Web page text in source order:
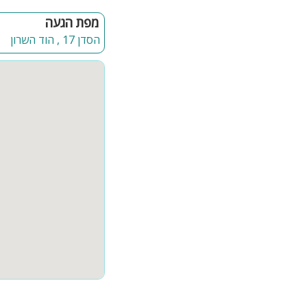
בחדר אחד ישנו חדר
המתחם החיצוני
בריכת שחייה בגודל 7 וחצי על 3 וחצי הבריכה מחוממת ומקורה
שולחן סנוקר מקצועי
מפת הגעה
הסדן 17 , הוד השרון